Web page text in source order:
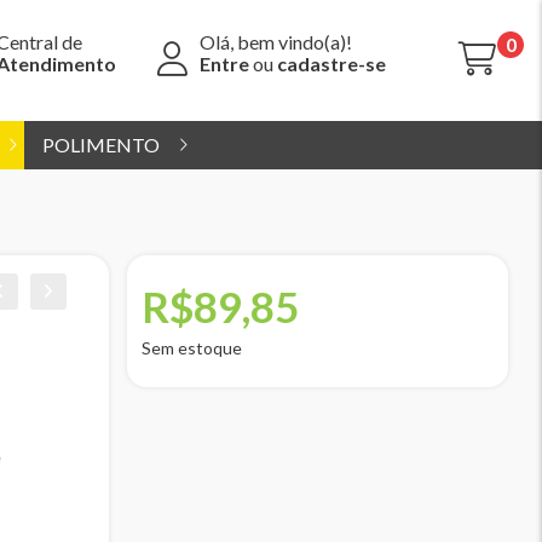
de
Olá, bem vindo(a)!
Entreou cadastre-se
0
POLIMENTO
R$89,85
Sem estoque